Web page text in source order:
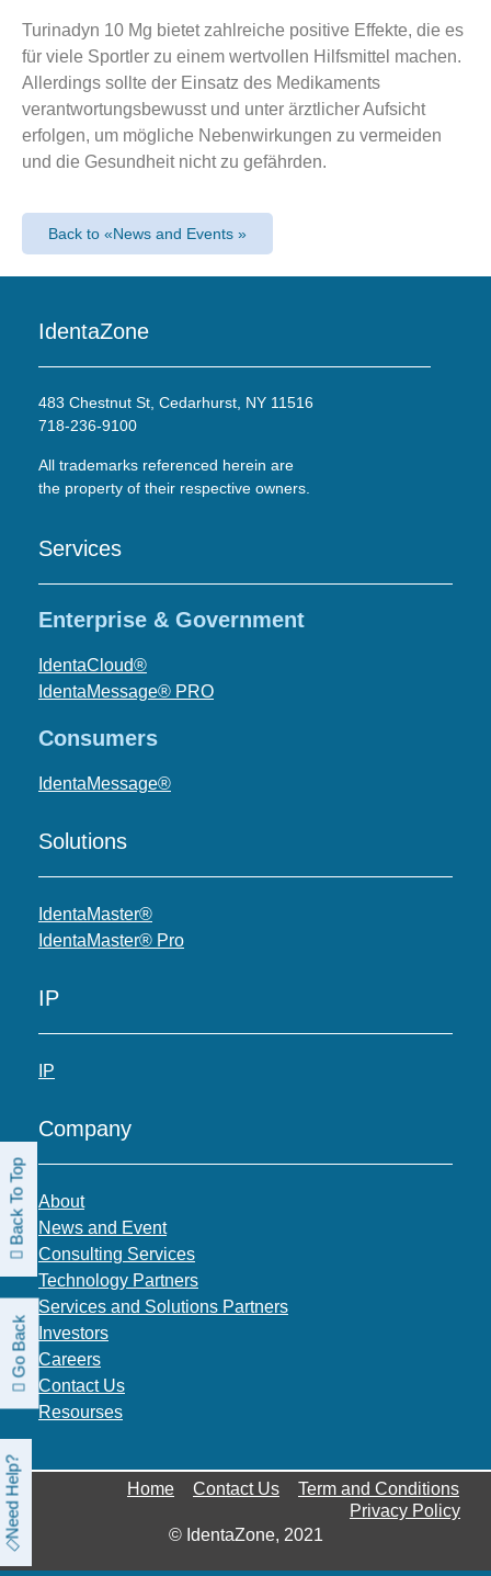
Turinadyn 10 Mg bietet zahlreiche positive Effekte, die es
für viele Sportler zu einem wertvollen Hilfsmittel machen.
Allerdings sollte der Einsatz des Medikaments
verantwortungsbewusst und unter ärztlicher Aufsicht
erfolgen, um mögliche Nebenwirkungen zu vermeiden
und die Gesundheit nicht zu gefährden.
Back to «News and Events »
IdentaZone
483 Chestnut St, Cedarhurst, NY 11516
718-236-9100
All trademarks referenced herein are
the property of their respective owners.
Services
Enterprise & Government
IdentaCloud®
IdentaMessage® PRO
Consumers
IdentaMessage®
Solutions
IdentaMaster®
IdentaMaster® Pro
IP
IP
Company
About
News and Event
Consulting Services
Technology Partners
Services and Solutions Partners
Investors
Careers
Contact Us
Resourses
Need Help?
Go Back
Back To Top
Home Contact Us
Term and Conditions
Privacy Policy
© IdentaZone, 2021